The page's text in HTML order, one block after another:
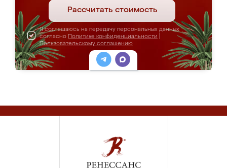
Рассчитать стоимость
Я соглашаюсь на передачу персональных данных
согласно Политике конфиденциальности
Пользовательскому соглашению